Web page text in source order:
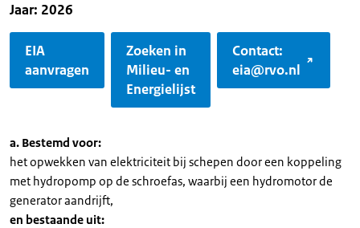
Jaar: 2026
EIA
aanvragen
Zoeken in
Milieu- en
Energielijst
Contact:
eia@rvo.nl
a. Bestemd voor:
het opwekken van elektriciteit bij schepen door een koppeling
met hydropomp op de schroefas, waarbij een hydromotor de
generator aandrijft,
en bestaande uit: